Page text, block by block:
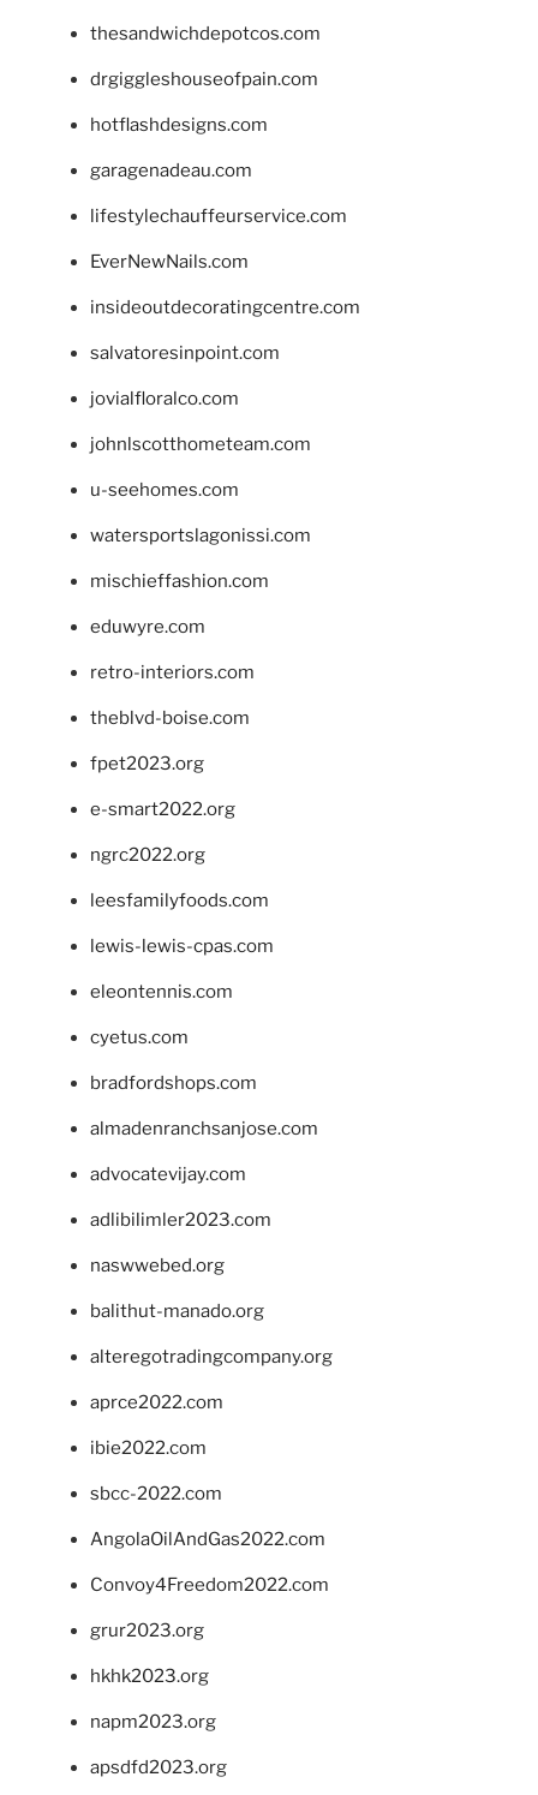
thesandwichdepotcos.com
drgiggleshouseofpain.com
hotflashdesigns.com
garagenadeau.com
lifestylechauffeurservice.com
EverNewNails.com
insideoutdecoratingcentre.com
salvatoresinpoint.com
jovialfloralco.com
johnlscotthometeam.com
u-seehomes.com
watersportslagonissi.com
mischieffashion.com
eduwyre.com
retro-interiors.com
theblvd-boise.com
fpet2023.org
e-smart2022.org
ngrc2022.org
leesfamilyfoods.com
lewis-lewis-cpas.com
eleontennis.com
cyetus.com
bradfordshops.com
almadenranchsanjose.com
advocatevijay.com
adlibilimler2023.com
naswwebed.org
balithut-manado.org
alteregotradingcompany.org
aprce2022.com
ibie2022.com
sbcc-2022.com
AngolaOilAndGas2022.com
Convoy4Freedom2022.com
grur2023.org
hkhk2023.org
napm2023.org
apsdfd2023.org